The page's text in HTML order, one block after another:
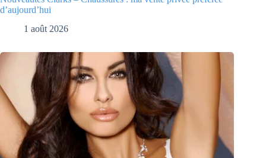
d’aujourd’hui
1 août 2026